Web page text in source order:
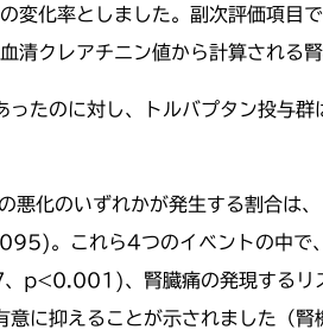
変化率としました。副次評価項目
クレアチニン値から計算される
たのに対し、トルバプタン投与
化のいずれかが発生する割合は
れら4つのイベントの中で、
、腎臓痛の発現するリ
えることが示されました（腎機